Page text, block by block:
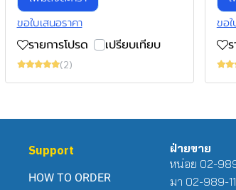
ขอใบเสนอราคา
รายการโปรด เปรียบเทียบ
(2)
ขอใ
Support
HOW TO ORDER
ฝ่ายขาย
หน่อย 02-
มา 02-989-